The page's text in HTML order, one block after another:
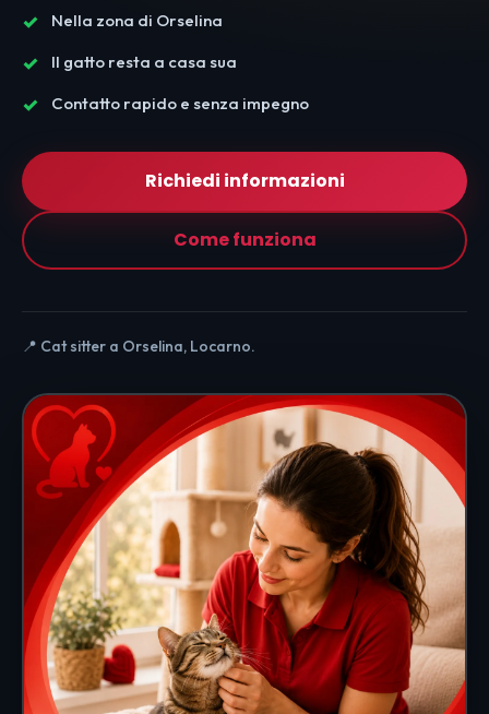
Nella zona di Orselina
Il gatto resta a casa sua
Contatto rapido e senza impegno
Richiedi informazioni
Come funziona
📍 Cat sitter a Orselina, Locarno.